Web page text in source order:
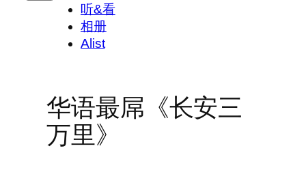
听&看
相册
Alist
华语最屌《长安三
万里》